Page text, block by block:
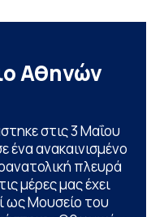
Αθηνών
στις 3 Μαΐου
ένα ανακαινισμένο
πλευρά
μέρες μας έχει
ως Μουσείο του